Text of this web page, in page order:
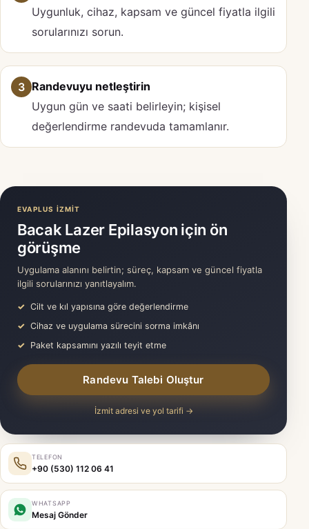
Uygunluk, cihaz, kapsam ve güncel fiyatla ilgili
sorularınızı sorun.
3 Randevuyu netleştirin
Uygun gün ve saati belirleyin; kişisel
değerlendirme randevuda tamamlanır.
EVAPLUS İZMİT
Bacak Lazer Epilasyon için ön
görüşme
Uygulama alanını belirtin; süreç, kapsam ve güncel fiyatla
ilgili sorularınızı yanıtlayalım.
Cilt ve kıl yapısına göre değerlendirme
Cihaz ve uygulama sürecini sorma imkânı
Paket kapsamını yazılı teyit etme
Randevu Talebi Oluştur
İzmit adresi ve yol tarifi →
TELEFON
+90 (530) 112 06 41
WHATSAPP
Mesaj Gönder